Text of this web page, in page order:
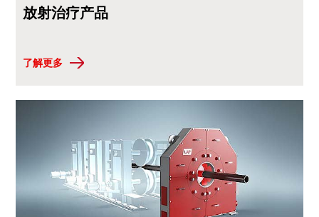
放射治疗产品
了解更多